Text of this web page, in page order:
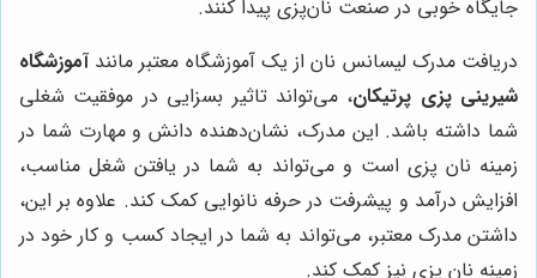
جایگاه خوبی در صنعت نان‌پزی پیدا کنند.
دریافت مدرک لیسانس نان از یک آموزشگاه معتبر مانندآموزشگاه
شیرینی پزی پرتیکان، می‌تواند تاثیر بسزایی در موفقیت شغلی
شما داشته باشد. این مدرک، نشان‌دهنده دانش و مهارت شما در
زمینه نان پزی است و می‌تواند به شما در یافتن شغل مناسب،
افزایش درآمد و پیشرفت در حرفه نانوایی کمک کند. علاوه بر این،
داشتن مدرک معتبر، می‌تواند به شما در ایجاد کسب و کار خود در
زمینه نان پزی نیز کمک کند.